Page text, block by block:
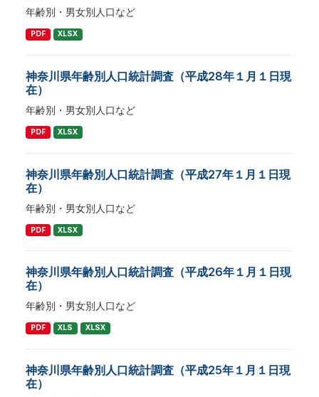
年齢別・男女別人口など
PDF XLSX
神奈川県年齢別人口統計調査（平成28年１月１日現
在）
年齢別・男女別人口など
PDF XLSX
神奈川県年齢別人口統計調査（平成27年１月１日現
在）
年齢別・男女別人口など
PDF XLSX
神奈川県年齢別人口統計調査（平成26年１月１日現
在）
年齢別・男女別人口など
PDF XLS XLSX
神奈川県年齢別人口統計調査（平成25年１月１日現
在）